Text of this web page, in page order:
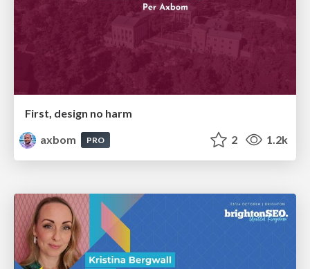
First, design no harm
axbom
PRO 2 1.2k